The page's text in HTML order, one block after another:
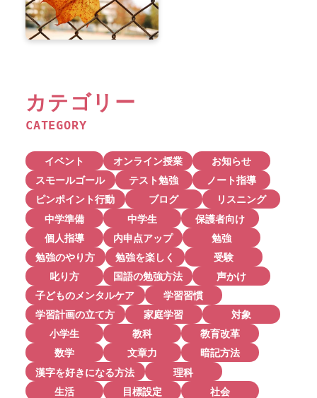
カテゴリー
CATEGORY
イベント オンライン授業
お知らせ
スモールゴール
テスト勉強
ノート指導
ピンポイント行動
ブログ
リスニング
中学準備
中学生
保護者向け
個人指導
内申点アップ
勉強
勉強のやり方
勉強を楽しく
受験
叱り方
国語の勉強方法
声かけ
子どものメンタルケア
学習習慣
学習計画の立て方
家庭学習
対象
小学生
教科
教育改革
数学
文章力
暗記方法
漢字を好きになる方法
理科
生活
目標設定
社会